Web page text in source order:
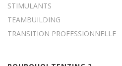
STIMULANTS
TEAMBUILDING
TRANSITION PROFESSIONNELLE